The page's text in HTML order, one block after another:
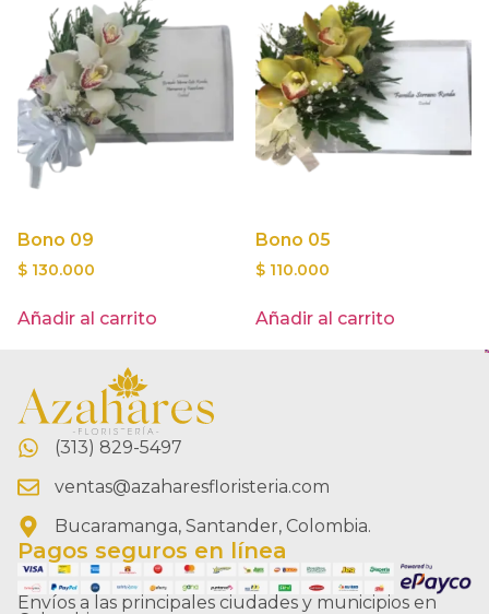
Bono 09
$ 130.000
Añadir al carrito
Bono 05
$ 110.000
Añadir al carrito
(313) 829-5497
ventas@azaharesfloristeria.com
Bucaramanga, Santander, Colombia.
Pagos seguros en línea
Envíos a las principales ciudades y municipios en